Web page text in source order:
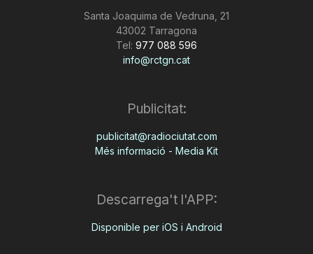
Santa Joaquima de Vedruna, 21
43002 Tarragona
Tel: 977 088 596
info@rctgn.cat
Publicitat:
publicitat@radiociutat.com
Més informació - Media Kit
Descarrega't l'APP:
Disponible per iOS i Android